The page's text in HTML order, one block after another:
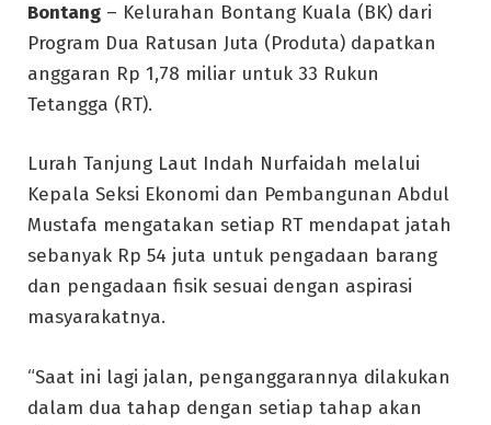
Bontang – Kelurahan Bontang Kuala (BK) dari
Program Dua Ratusan Juta (Produta) dapatkan
anggaran Rp 1,78 miliar untuk 33 Rukun
Tetangga (RT).
Lurah Tanjung Laut Indah Nurfaidah melalui
Kepala Seksi Ekonomi dan Pembangunan Abdul
Mustafa mengatakan setiap RT mendapat jatah
sebanyak Rp 54 juta untuk pengadaan barang
dan pengadaan fisik sesuai dengan aspirasi
masyarakatnya.
“Saat ini lagi jalan, penganggarannya dilakukan
dalam dua tahap dengan setiap tahap akan